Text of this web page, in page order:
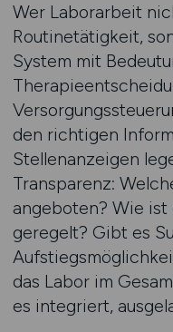
Wer Laborarbeit
Routinetätigkeit,
System mit
den richtigen
Stellenanzeigen
Transparenz:
angeboten? Wie
geregelt? Gibt es
das Labor im
es integriert,